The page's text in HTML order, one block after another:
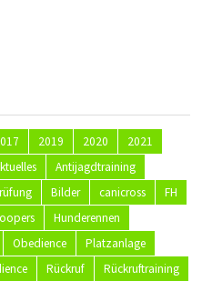
2019 2020
2021
Antijagdtraining
Bilder canicross
FH
Hunderennen
Obedience
Platzanlage
Rückruf
Rückruftraining